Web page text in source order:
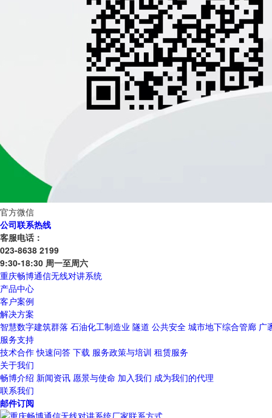
官方微信
公司联系热线
客服电话：
023-8638 2199
9:30-18:30 周一至周六
重庆畅博通信无线对讲系统
产品中心
客户案例
解决方案
智慧数字建筑群落 石油化工制造业 隧道 公共安全 城市地下综合管廊 广
服务支持
技术合作 快速问答 下载 服务政策与培训 租赁服务
关于我们
畅博介绍 新闻资讯 愿景与使命 加入我们 成为我们的代理
联系我们
邮件订阅